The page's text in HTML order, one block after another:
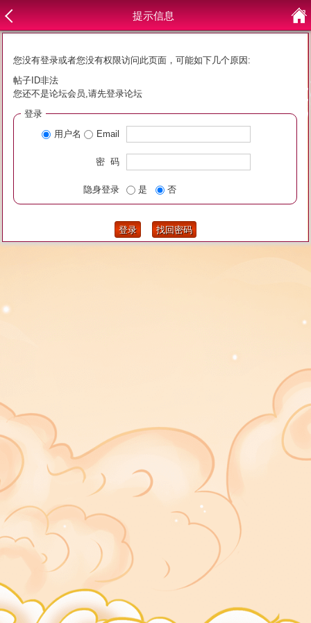
提示信息
您没有登录或者您没有权限访问此页面，可能如下几个原因:
帖子ID非法
您还不是论坛会员,请先登录论坛
登录
用户名
Email
密 码
隐身登录 是 否